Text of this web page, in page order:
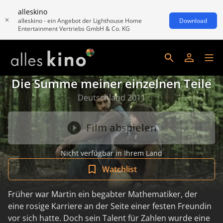
alleskino
alleskino - ein Angebot der Lighthouse Home
Entertainment Vertriebs GmbH & Co. KG
Download
Die Summe meiner einzelnen Teile
Deutschland 2011
Film abspielen
Nicht verfügbar in Ihrem Land
Watchlist
Früher war Martin ein begabter Mathematiker, der
eine rosige Karriere an der Seite einer festen Freundin
vor sich hatte. Doch sein Talent für Zahlen wurde eine